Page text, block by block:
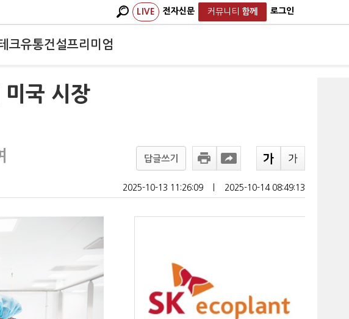
LIVE 전자신문 커뮤니티 함께 로그인
크유통건설프리미엄
국 시장
답글쓰기
2025-10-13 11:26:09 2025-10-14 08:49:13